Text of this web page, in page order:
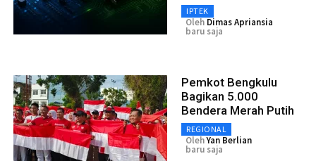
IPTEK
Oleh Dimas Apriansia
baru saja
Pemkot Bengkulu
Bagikan 5.000
Bendera Merah Putih
REGIONAL
OlehYan Berlian
baru saja